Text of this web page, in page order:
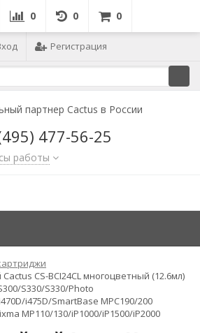
0 0 0
Регистрация
477-56-25
работы
CS-BCI24CL многоцветный (12.6мл)
S330/S330/Photo
i475D/SmartBase MPC190/200
MP110/130/iP1000/iP1500/iP2000